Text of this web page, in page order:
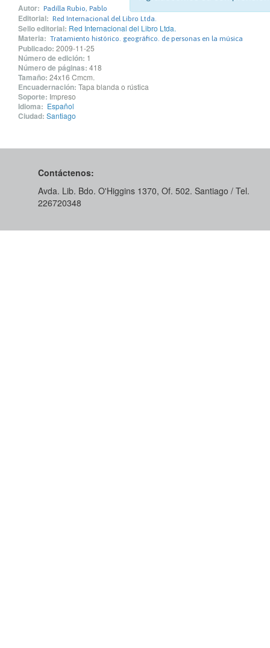
Autor: Padilla Rubio, Pablo
Editorial: Red Internacional del Libro Ltda.
Sello editorial: Red Internacional del Libro Ltda.
Materia: Tratamiento histórico. geográfico. de personas en la música
Publicado: 2009-11-25
Número de edición: 1
Número de páginas: 418
Tamaño: 24x16 Cmcm.
Encuadernación: Tapa blanda o rústica
Soporte: Impreso
Idioma: Español
Ciudad: Santiago
Contáctenos:
Avda. Lib. Bdo. O'Higgins 1370, Of. 502. Santiago / Tel.
226720348